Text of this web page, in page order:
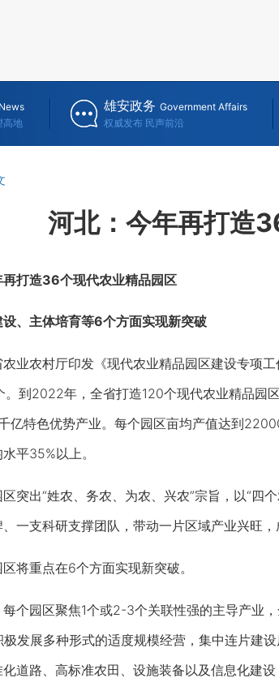
News
高地
雄安政务 Government Affairs
权威发布 民声前沿
河北：今年再打造
打造36个现代农业精品园区
主体培育等6个方面实现新突破
农村厅印发《现代农业精品园区建设专项工
。到2022年，全省打造120个现代农业精品园
亿特色优势产业。每个园区亩均产值达到
平35%以上。
出“姓农、务农、为农、兴农”宗旨，以“四
一支科研支撑团队，带动一片区域产业兴旺
重点在6个方面实现新突破。
园区聚焦1个或2-3个关联性强的主导产业，
发展多种形式的适度规模经营，集中连片建
道路、高标准农田、设施装备以及信息化建